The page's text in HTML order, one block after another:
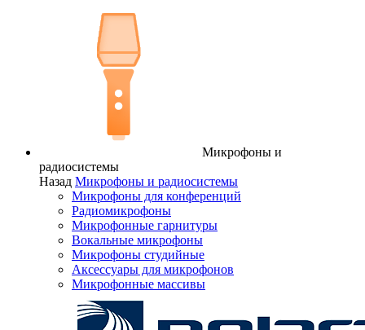
Микрофоны и
радиосистемы
Назад Микрофоны и радиосистемы
Микрофоны для конференций
Радиомикрофоны
Микрофонные гарнитуры
Вокальные микрофоны
Микрофоны студийные
Аксессуары для микрофонов
Микрофонные массивы